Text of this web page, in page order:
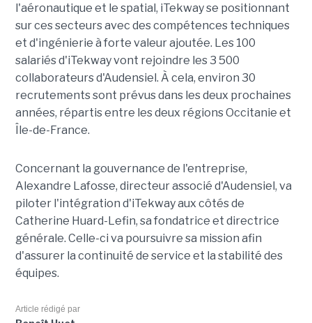
l'aéronautique et le spatial, iTekway se positionnant
sur ces secteurs avec des compétences techniques
et d'ingénierie à forte valeur ajoutée. Les 100
salariés d'iTekway vont rejoindre les 3 500
collaborateurs d'Audensiel. À cela, environ 30
recrutements sont prévus dans les deux prochaines
années, répartis entre les deux régions Occitanie et
Île-de-France.
Concernant la gouvernance de l'entreprise,
Alexandre Lafosse, directeur associé d'Audensiel, va
piloter l'intégration d'iTekway aux côtés de
Catherine Huard-Lefin, sa fondatrice et directrice
générale. Celle-ci va poursuivre sa mission afin
d'assurer la continuité de service et la stabilité des
équipes.
Article rédigé par